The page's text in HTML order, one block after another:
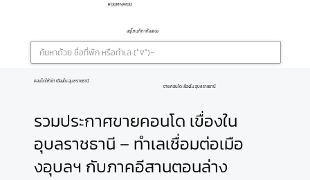
ROOMNAYOO
อยู่ไหนก็หาห้องเจอ
คอนโดให้เช่า เขื่องใน อุบลราชธานี
ขายคอนโด เขื่องใน อุบลราชธานี
รวมประกาศขายคอนโด เขื่องใน
อุบลราชธานี – ทำเลเชื่อมต่อเมือ
งอุบลฯ กับภาคอีสานตอนล่าง